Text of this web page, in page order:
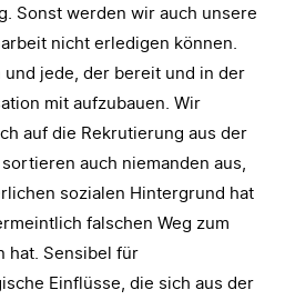
Sonst werden wir auch unsere
nicht erledigen können.
jede, der bereit und in der
mit aufzubauen. Wir
auf die Rekrutierung aus der
auch niemanden aus,
sozialen Hintergrund hat
falschen Weg zum
hat. Sensibel für
Einflüsse, die sich aus der